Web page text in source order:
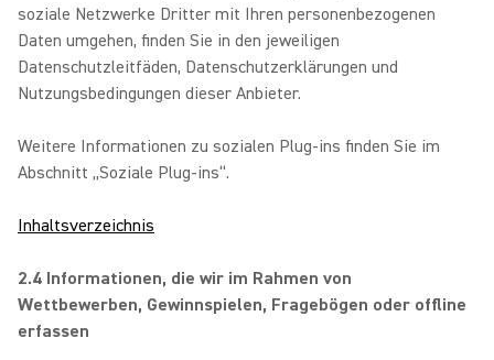
soziale Netzwerke Dritter mit Ihren personenbezogenen
Daten umgehen, finden Sie in den jeweiligen
Datenschutzleitfäden, Datenschutzerklärungen und
Nutzungsbedingungen dieser Anbieter.
Weitere Informationen zu sozialen Plug-ins finden Sie im
Abschnitt „Soziale Plug-ins“.
Inhaltsverzeichnis
2.4 Informationen, die wir im Rahmen von
Wettbewerben, Gewinnspielen, Fragebögen oder offline
erfassen